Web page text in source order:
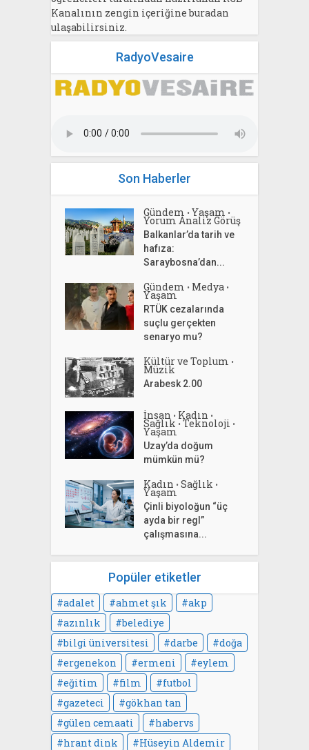
Kanalının zengin içeriğine buradan
ulaşabilirsiniz.
RadyoVesaire
Son Haberler
Gündem • Yaşam •
Yorum Analiz Görüş
Balkanlar’da tarih ve
hafıza:
Saraybosna’dan...
Gündem • Medya •
Yaşam
RTÜK cezalarında
suçlu gerçekten
senaryo mu?
Kültür ve Toplum •
Müzik
Arabesk 2.00
İnsan • Kadın •
Sağlık • Teknoloji •
Yaşam
Uzay’da doğum
mümkün mü?
Kadın • Sağlık •
Yaşam
Çinli biyoloğun “üç
ayda bir regl”
çalışmasına...
Popüler etiketler
adalet ahmet şık
akp
azınlık
belediye
bilgi üniversitesi
darbe
doğa
ergenekon
ermeni
eylem
eğitim
film
futbol
gazeteci
gökhan tan
gülen cemaati
habervs
hrant dink
Hüseyin Aldemir